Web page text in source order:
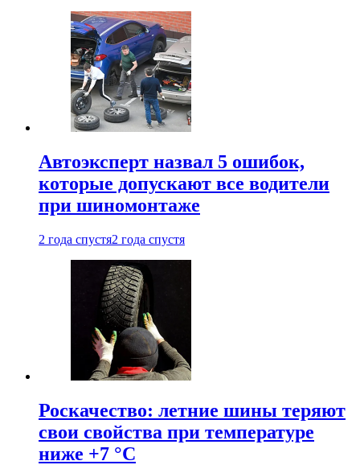
Автоэксперт назвал 5 ошибок,
которые допускают все водители
при шиномонтаже
2 года спустя2 года спустя
Роскачество: летние шины теряют
свои свойства при температуре
ниже +7 °C